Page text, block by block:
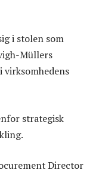
i stolen som
Müllers
strategisk
Director